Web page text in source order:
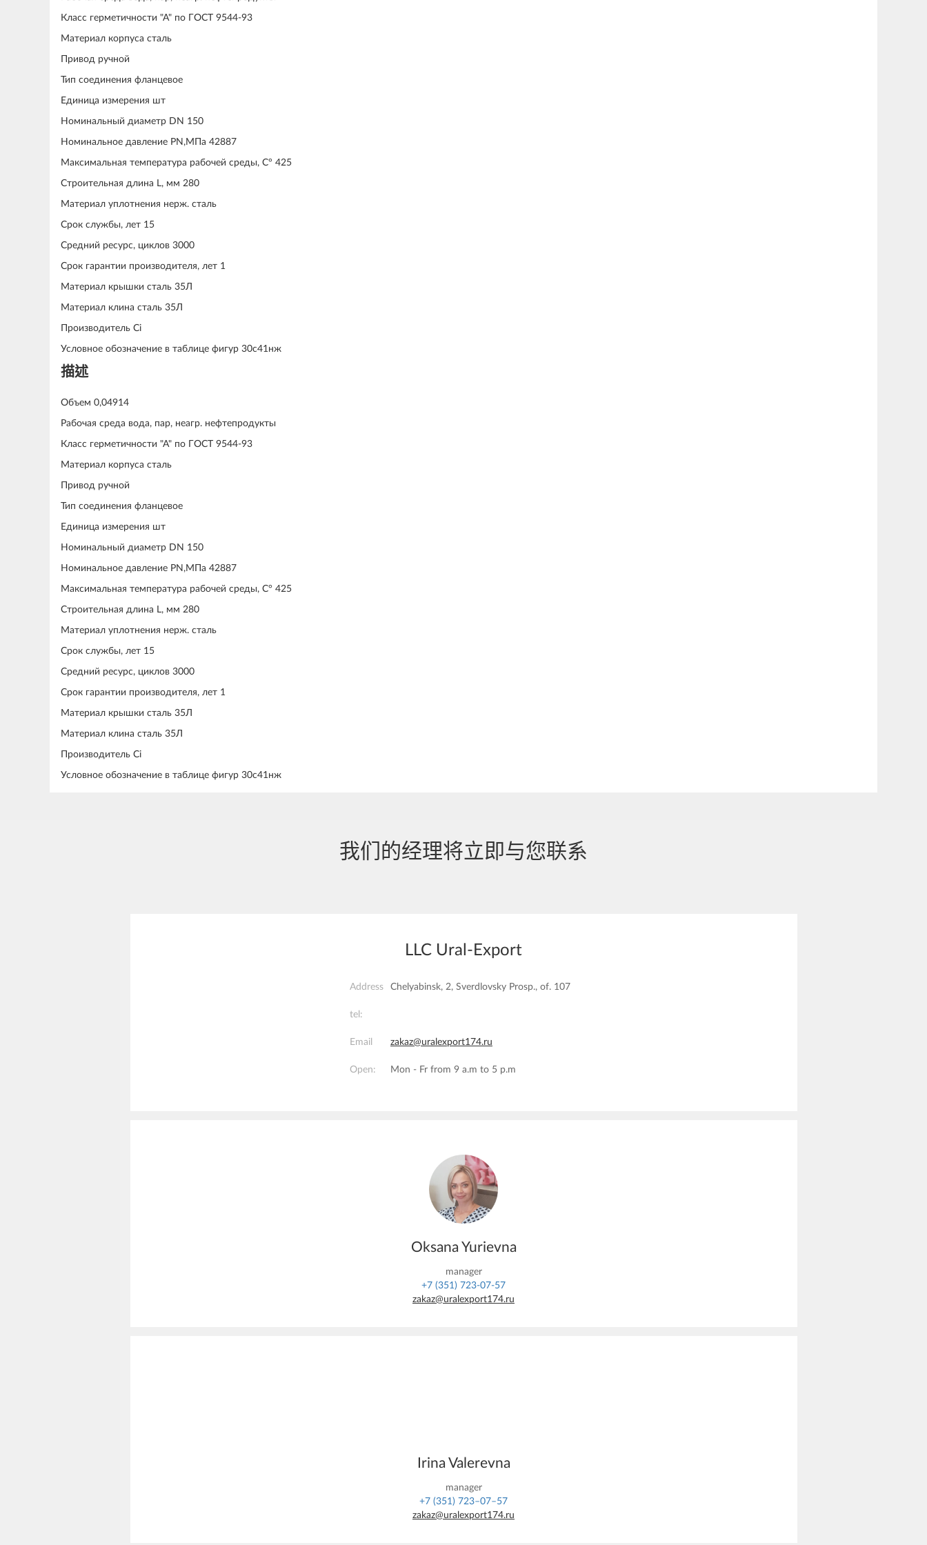
Класс герметичности "А" по ГОСТ 9544-93
Материал корпуса сталь
Привод ручной
Тип соединения фланцевое
Единица измерения шт
Номинальный диаметр DN 150
Номинальное давление PN,МПа 42887
Максимальная температура рабочей среды, С° 425
Строительная длина L, мм 280
Материал уплотнения нерж. сталь
Срок службы, лет 15
Средний ресурс, циклов 3000
Срок гарантии производителя, лет 1
Материал крышки сталь 35Л
Материал клина сталь 35Л
Производитель Ci
Условное обозначение в таблице фигур 30с41нж
描述
Объем 0,04914
Рабочая среда вода, пар, неагр. нефтепродукты
Класс герметичности "А" по ГОСТ 9544-93
Материал корпуса сталь
Привод ручной
Тип соединения фланцевое
Единица измерения шт
Номинальный диаметр DN 150
Номинальное давление PN,МПа 42887
Максимальная температура рабочей среды, С° 425
Строительная длина L, мм 280
Материал уплотнения нерж. сталь
Срок службы, лет 15
Средний ресурс, циклов 3000
Срок гарантии производителя, лет 1
Материал крышки сталь 35Л
Материал клина сталь 35Л
Производитель Ci
Условное обозначение в таблице фигур 30с41нж
我们的经理将立即与您联系
LLC Ural-Export
Address Chelyabinsk, 2, Sverdlovsky Prosp., of. 107
tel:
Email zakaz@uralexport174.ru
Open: Mon - Fr from 9 a.m to 5 p.m
Oksana Yurievna
manager
+7 (351) 723-07-57
zakaz@uralexport174.ru
Irina Valerevna
manager
+7 (351) 723–07–57
zakaz@uralexport174.ru